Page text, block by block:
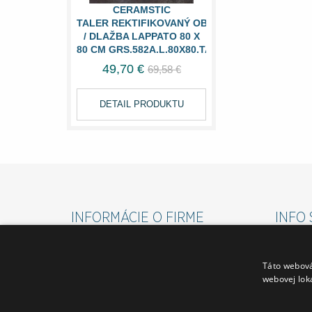
CERAMSTIC
TALER REKTIFIKOVANÝ OBKLAD
/ DLAŽBA LAPPATO 80 X
80 CM GRS.582A.L.80X80.TALER
49,70 € 69,58 €
DETAIL PRODUKTU
INFORMÁCIE O FIRME INFO
Táto
webovej